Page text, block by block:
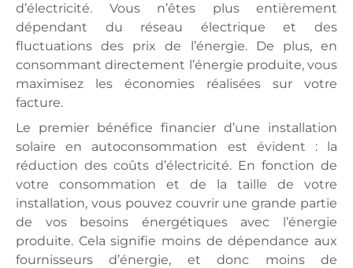
d’électricité. Vous n’êtes plus entièrement
dépendant du réseau électrique et des
fluctuations des prix de l’énergie. De plus, en
consommant directement l’énergie produite, vous
maximisez les économies réalisées sur votre
facture.
Le premier bénéfice financier d’une installation
solaire en autoconsommation est évident : la
réduction des coûts d’électricité. En fonction de
votre consommation et de la taille de votre
installation, vous pouvez couvrir une grande partie
de vos besoins énergétiques avec l’énergie
produite. Cela signifie moins de dépendance aux
fournisseurs d’énergie, et donc moins de